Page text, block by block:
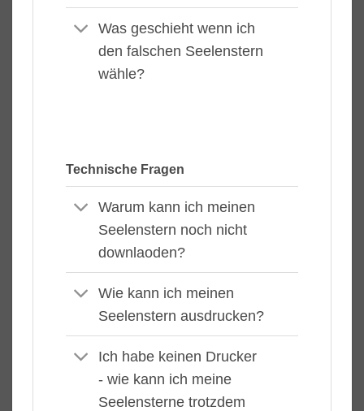
Was geschieht wenn ich
den falschen Seelenstern
wähle?
Technische Fragen
Warum kann ich meinen
Seelenstern noch nicht
downlaoden?
Wie kann ich meinen
Seelenstern ausdrucken?
Ich habe keinen Drucker
- wie kann ich meine
Seelensterne trotzdem